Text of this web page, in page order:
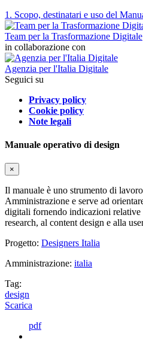
1. Scopo, destinatari e uso del
Team per la Trasformazione Digitale
in collaborazione con
Agenzia per l'Italia Digitale
Seguici su
Privacy policy
Cookie policy
Note legali
Manuale operativo di design
×
Il manuale è uno strumento di
Amministrazione e serve ad
digitali fornendo indicazioni relative
research, al content design e alla
Progetto: Designers Italia
Amministrazione: italia
Tag:
design
Scarica
pdf